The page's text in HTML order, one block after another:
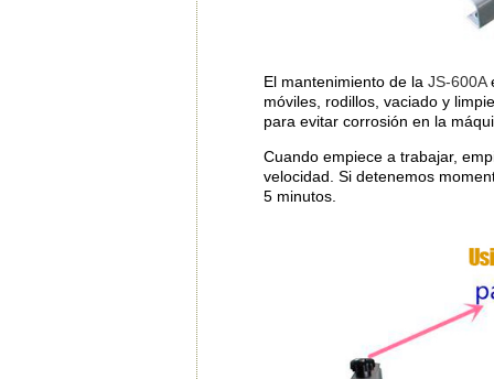
El mantenimiento de la JS-600A
móviles, rodillos, vaciado y
para evitar corrosión en la
Cuando empiece a trabajar,
velocidad. Si detenemos
5 minutos.